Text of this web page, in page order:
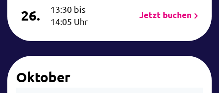
26.
13:30 bis
14:05 Uhr
Jetzt buchen
Oktober